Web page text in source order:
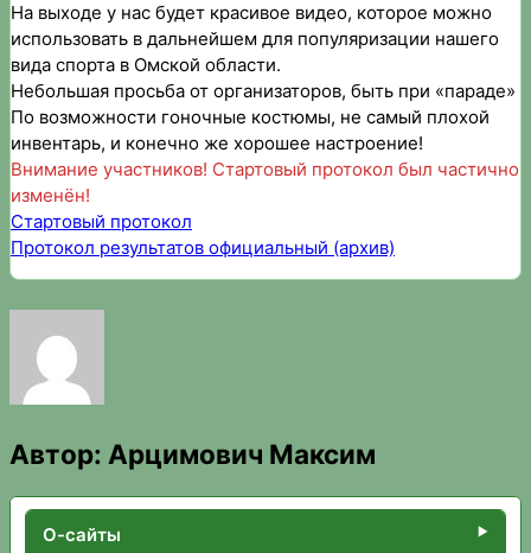
На выходе у нас будет красивое видео, которое можно
использовать в дальнейшем для популяризации нашего
вида спорта в Омской области.
Небольшая просьба от организаторов, быть при «параде»
По возможности гоночные костюмы, не самый плохой
инвентарь, и конечно же хорошее настроение!
Внимание участников! Стартовый протокол был частично
изменён!
Стартовый протокол
Протокол результатов официальный (архив)
Автор: Арцимович Максим
О-сайты